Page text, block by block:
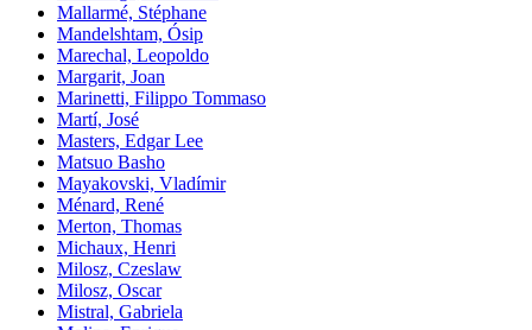
Mallarmé, Stéphane
Mandelshtam, Ósip
Marechal, Leopoldo
Margarit, Joan
Marinetti, Filippo Tommaso
Martí, José
Masters, Edgar Lee
Matsuo Basho
Mayakovski, Vladímir
Ménard, René
Merton, Thomas
Michaux, Henri
Milosz, Czeslaw
Milosz, Oscar
Mistral, Gabriela